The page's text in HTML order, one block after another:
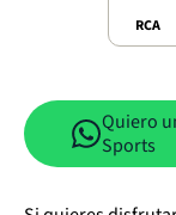
RCA
Quiero
Sports